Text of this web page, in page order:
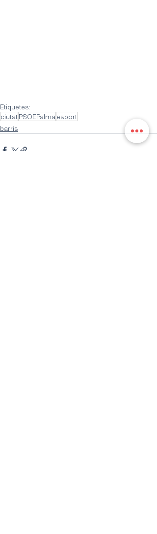
Etiquetes:
ciutatPSOEPalma esport
barris